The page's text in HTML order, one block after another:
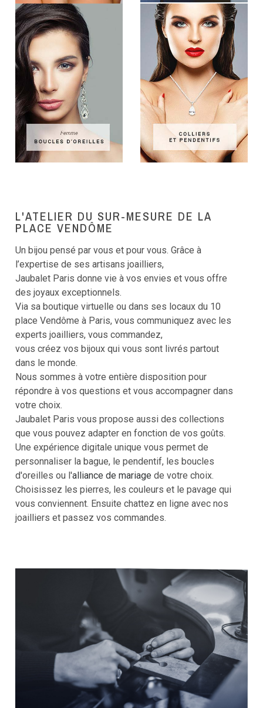
L'ATELIER DU SUR-MESURE DE LA
PLACE VENDÔME
Un bijou pensé par vous et pour vous. Grâce à
l’expertise de ses artisans joailliers,
Jaubalet Paris donne vie à vos envies et vous offre
des joyaux exceptionnels.
Via sa boutique virtuelle ou dans ses locaux du 10
place Vendôme à Paris, vous communiquez avec les
experts joailliers, vous commandez,
vous créez vos bijoux qui vous sont livrés partout
dans le monde.
Nous sommes à votre entière disposition pour
répondre à vos questions et vous accompagner dans
votre choix.
Jaubalet Paris vous propose aussi des collections
que vous pouvez adapter en fonction de vos goûts.
Une expérience digitale unique vous permet de
personnaliser la bague, le pendentif, les boucles
d'oreilles ou l'alliance de mariage de votre choix.
Choisissez les pierres, les couleurs et le pavage qui
vous conviennent. Ensuite chattez en ligne avec nos
joailliers et passez vos commandes.